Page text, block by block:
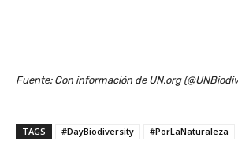
Fuente: Con información de UN.org
TAGS #DayBiodiversity #PorLaNaturaleza